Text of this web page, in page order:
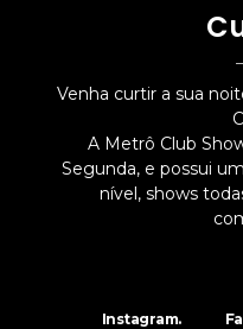
Venha curtir a sua
A Metrô Club
Segunda, e possui
nível, shows
Instagram.